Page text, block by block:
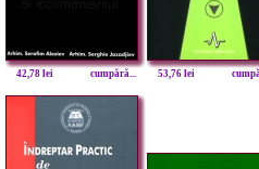
42,78 lei cumpără... 53,76 lei